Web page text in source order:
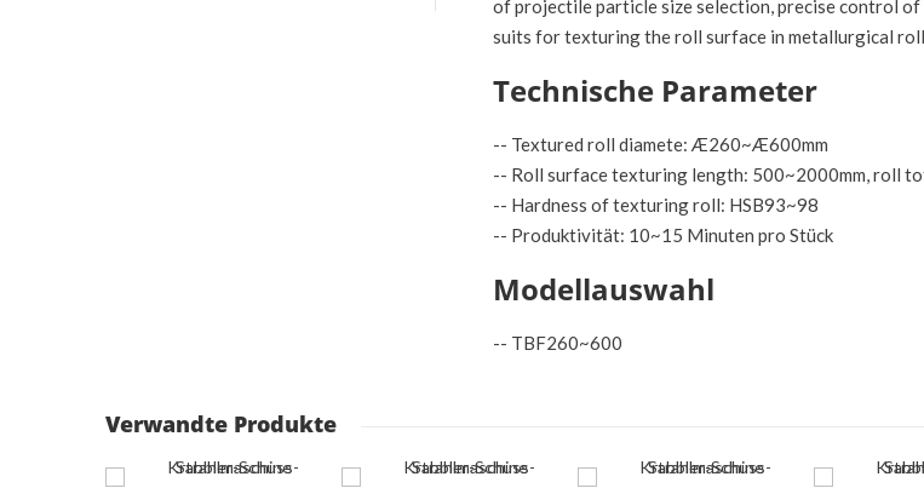
of projectile particle size selection, precise control
suits for texturing the roll surface in metallurgical
Technische Parameter
-- Textured roll diamete: Æ260~Æ600mm
-- Roll surface texturing length: 500~2000mm, roll
-- Hardness of texturing roll: HSB93~98
-- Produktivität: 10~15 Minuten pro Stück
Modellauswahl
-- TBF260~600
Verwandte Produkte